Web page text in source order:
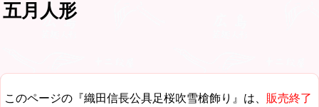
五月人形
このページの『織田信長公具足桜吹雪槍飾り』は、 販売終了